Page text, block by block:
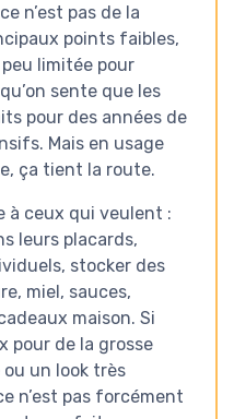
n’est pas de la
points faibles,
limitée pour
sente que les
pour des années de
Mais en usage
ça tient la route.
à ceux qui veulent :
leurs placards,
stocker des
miel, sauces,
maison. Si
pour de la grosse
un look très
n’est pas forcément